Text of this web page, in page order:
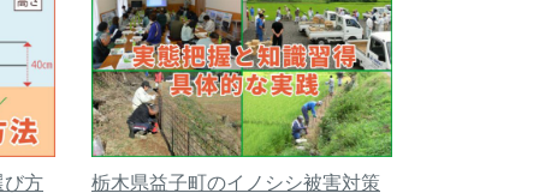
び方 栃木県益子町のイノシシ被害対策